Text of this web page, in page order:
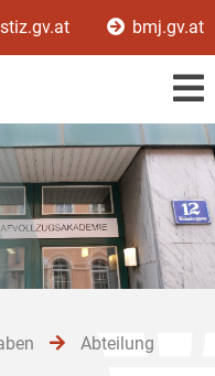
bmj.gv.at
Abteilung